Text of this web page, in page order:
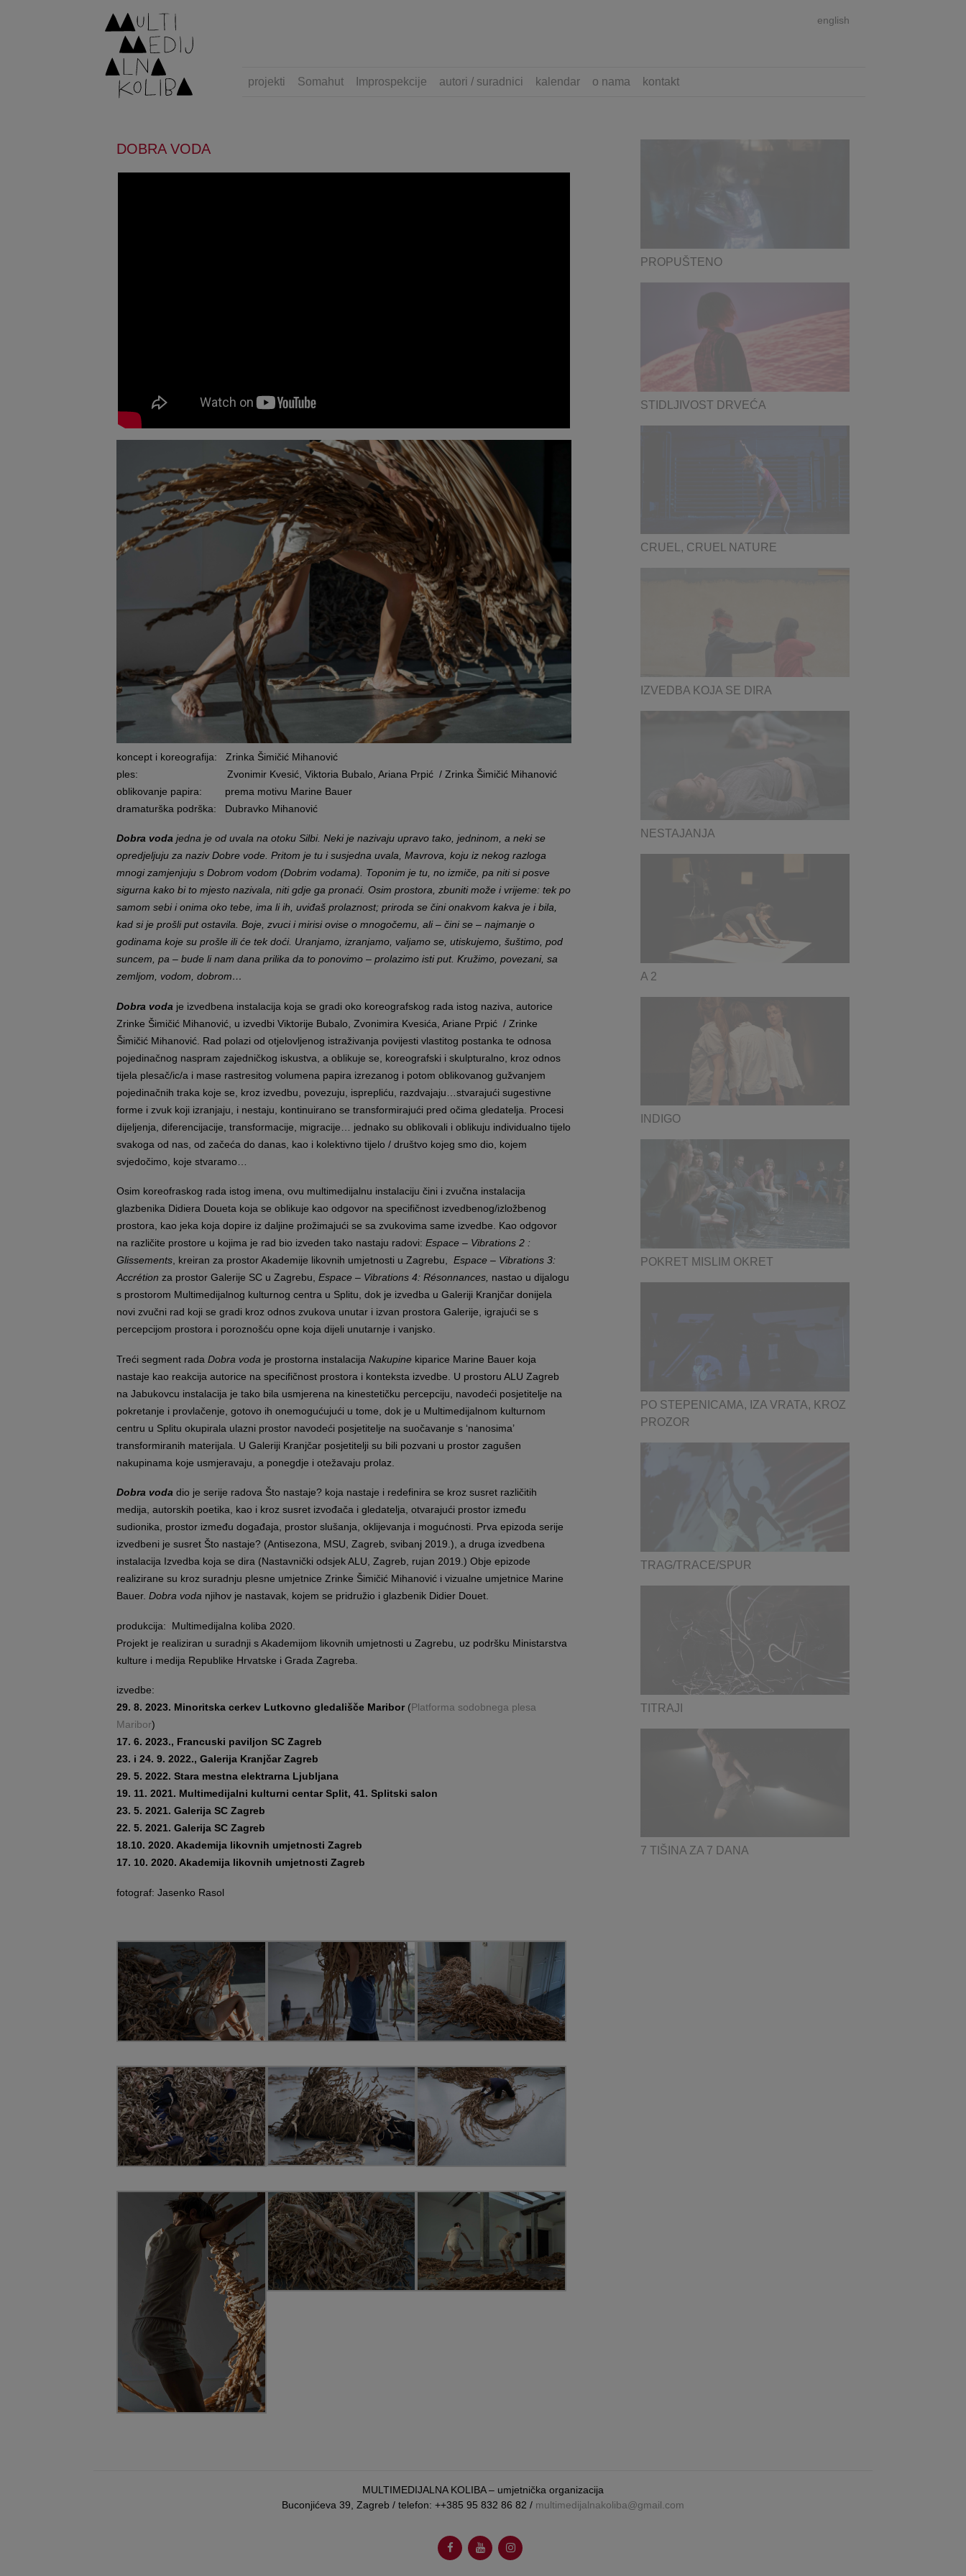
english
projekti Somahut Improspekcije autori / suradnici kalendar o nama kontakt
DOBRA VODA
koncept i koreografija: Zrinka Šimičić Mihanović
ples: Zvonimir Kvesić, Viktoria Bubalo, Ariana Prpić / Zrinka Šimičić Mihanović
oblikovanje papira: prema motivu Marine Bauer
dramaturška podrška: Dubravko Mihanović
Dobra voda jedna je od uvala na otoku Silbi. Neki je nazivaju upravo tako, jedninom, a neki se
opredjeljuju za naziv Dobre vode. Pritom je tu i susjedna uvala, Mavrova, koju iz nekog razloga
mnogi zamjenjuju s Dobrom vodom (Dobrim vodama). Toponim je tu, no izmiče, pa niti si posve
sigurna kako bi to mjesto nazivala, niti gdje ga pronaći. Osim prostora, zbuniti može i vrijeme: tek po
samom sebi i onima oko tebe, ima li ih, uviđaš prolaznost; priroda se čini onakvom kakva je i bila,
kad si je prošli put ostavila. Boje, zvuci i mirisi ovise o mnogočemu, ali – čini se – najmanje o
godinama koje su prošle ili će tek doći. Uranjamo, izranjamo, valjamo se, utiskujemo, šuštimo, pod
suncem, pa – bude li nam dana prilika da to ponovimo – prolazimo isti put. Kružimo, povezani, sa
zemljom, vodom, dobrom…
Dobra voda je izvedbena instalacija koja se gradi oko koreografskog rada istog naziva, autorice
Zrinke Šimičić Mihanović, u izvedbi Viktorije Bubalo, Zvonimira Kvesića, Ariane Prpić / Zrinke
Šimičić Mihanović. Rad polazi od otjelovljenog istraživanja povijesti vlastitog postanka te odnosa
pojedinačnog naspram zajedničkog iskustva, a oblikuje se, koreografski i skulpturalno, kroz odnos
tijela plesač/ic/a i mase rastresitog volumena papira izrezanog i potom oblikovanog gužvanjem
pojedinačnih traka koje se, kroz izvedbu, povezuju, isprepliću, razdvajaju…stvarajući sugestivne
forme i zvuk koji izranjaju, i nestaju, kontinuirano se transformirajući pred očima gledatelja. Procesi
dijeljenja, diferencijacije, transformacije, migracije… jednako su oblikovali i oblikuju individualno tijelo
svakoga od nas, od začeća do danas, kao i kolektivno tijelo / društvo kojeg smo dio, kojem
svjedočimo, koje stvaramo…
Osim koreofraskog rada istog imena, ovu multimedijalnu instalaciju čini i zvučna instalacija
glazbenika Didiera Doueta koja se oblikuje kao odgovor na specifičnost izvedbenog/izložbenog
prostora, kao jeka koja dopire iz daljine prožimajući se sa zvukovima same izvedbe. Kao odgovor
na različite prostore u kojima je rad bio izveden tako nastaju radovi: Espace – Vibrations 2 :
Glissements, kreiran za prostor Akademije likovnih umjetnosti u Zagrebu, Espace – Vibrations 3:
Accrétion za prostor Galerije SC u Zagrebu, Espace – Vibrations 4: Résonnances, nastao u dijalogu
s prostorom Multimedijalnog kulturnog centra u Splitu, dok je izvedba u Galeriji Kranjčar donijela
novi zvučni rad koji se gradi kroz odnos zvukova unutar i izvan prostora Galerije, igrajući se s
percepcijom prostora i poroznošću opne koja dijeli unutarnje i vanjsko.
Treći segment rada Dobra voda je prostorna instalacija Nakupine kiparice Marine Bauer koja
nastaje kao reakcija autorice na specifičnost prostora i konteksta izvedbe. U prostoru ALU Zagreb
na Jabukovcu instalacija je tako bila usmjerena na kinestetičku percepciju, navodeći posjetitelje na
pokretanje i provlačenje, gotovo ih onemogućujući u tome, dok je u Multimedijalnom kulturnom
centru u Splitu okupirala ulazni prostor navodeći posjetitelje na suočavanje s ‘nanosima’
transformiranih materijala. U Galeriji Kranjčar posjetitelji su bili pozvani u prostor zagušen
nakupinama koje usmjeravaju, a ponegdje i otežavaju prolaz.
Dobra voda dio je serije radova Što nastaje? koja nastaje i redefinira se kroz susret različitih
medija, autorskih poetika, kao i kroz susret izvođača i gledatelja, otvarajući prostor između
sudionika, prostor između događaja, prostor slušanja, oklijevanja i mogućnosti. Prva epizoda serije
izvedbeni je susret Što nastaje? (Antisezona, MSU, Zagreb, svibanj 2019.), a druga izvedbena
instalacija Izvedba koja se dira (Nastavnički odsjek ALU, Zagreb, rujan 2019.) Obje epizode
realizirane su kroz suradnju plesne umjetnice Zrinke Šimičić Mihanović i vizualne umjetnice Marine
Bauer. Dobra voda njihov je nastavak, kojem se pridružio i glazbenik Didier Douet.
produkcija: Multimedijalna koliba 2020.
Projekt je realiziran u suradnji s Akademijom likovnih umjetnosti u Zagrebu, uz podršku Ministarstva
kulture i medija Republike Hrvatske i Grada Zagreba.
izvedbe:
29. 8. 2023. Minoritska cerkev Lutkovno gledališče Maribor(Platforma sodobnega plesa
Maribor)
17. 6. 2023., Francuski paviljon SC Zagreb
23. i 24. 9. 2022., Galerija Kranjčar Zagreb
29. 5. 2022. Stara mestna elektrarna Ljubljana
19. 11. 2021. Multimedijalni kulturni centar Split, 41. Splitski salon
23. 5. 2021. Galerija SC Zagreb
22. 5. 2021. Galerija SC Zagreb
18.10. 2020. Akademija likovnih umjetnosti Zagreb
17. 10. 2020. Akademija likovnih umjetnosti Zagreb
fotograf: Jasenko Rasol
PROPUŠTENO
STIDLJIVOST DRVEĆA
CRUEL, CRUEL NATURE
IZVEDBA KOJA SE DIRA
NESTAJANJA
A 2
INDIGO
POKRET MISLIM OKRET
PO STEPENICAMA, IZA VRATA, KROZ
PROZOR
TRAG/TRACE/SPUR
TITRAJI
7 TIŠINA ZA 7 DANA
MULTIMEDIJALNA KOLIBA – umjetnička organizacija
Buconjićeva 39, Zagreb / telefon: ++385 95 832 86 82 / multimedijalnakoliba@gmail.com